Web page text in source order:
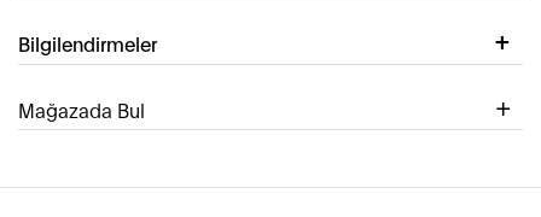
Bilgilendirmeler
Mağazada Bul